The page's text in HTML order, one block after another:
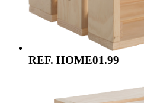
REF. HOME01.99